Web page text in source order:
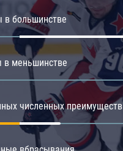
большинстве
меньшинстве
численных преимуществ